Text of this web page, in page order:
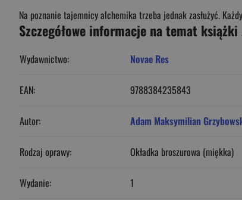
Na poznanie tajemnicy alchemika trzeba jednak zasłużyć.
Szczegółowe informacje na temat książki
Wydawnictwo: Novae Res
EAN: 9788384235843
Autor: Adam Maksymilian
Rodzaj oprawy: Okładka broszurowa (miękka)
Wydanie: 1